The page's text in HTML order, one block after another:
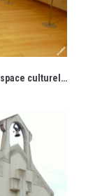
L'ancienne chapelle a été reconvertie en espace culturel et touristique.